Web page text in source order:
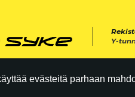
evästeitä parhaan
Y-